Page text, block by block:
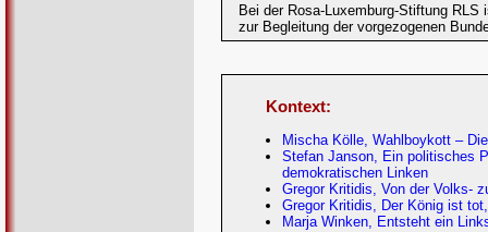
Bei der Rosa-Luxemburg-Stiftung
zur Begleitung der vorgezogenen
Kontext:
Mischa Kölle, Wahlboykott –
Stefan Janson, Ein politisches
demokratischen Linken
Gregor Kritidis, Von der Volks-
Gregor Kritidis, Der König ist
Marja Winken, Entsteht ein